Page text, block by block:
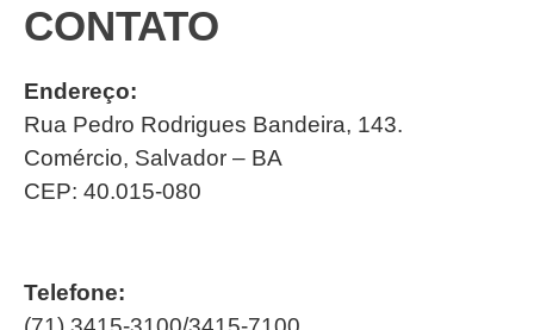
CONTATO
Endereço:
Rua Pedro Rodrigues Bandeira, 143.
Comércio, Salvador – BA
CEP: 40.015-080
Telefone: